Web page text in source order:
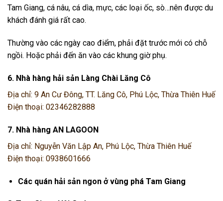
Tam Giang, cá nâu, cá dìa, mực, các loại ốc, sò…nên được du
khách đánh giá rất cao.
Thường vào các ngày cao điểm, phải đặt trước mới có chỗ
ngồi. Hoặc phải đến ăn vào các khung giờ phụ.
6. Nhà hàng hải sản Làng Chài Lăng Cô
Địa chỉ: 9 An Cư Đông, TT. Lăng Cô, Phú Lộc, Thừa Thiên Huế
Điện thoại: 02346282888
7. Nhà hàng AN LAGOON
Địa chỉ: Nguyễn Văn Lập An, Phú Lộc, Thừa Thiên Huế
Điện thoại: 0938601666
Các quán hải sản ngon ở vùng phá Tam Giang